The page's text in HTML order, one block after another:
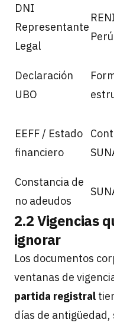
DNI
Representante
Legal
Perú
Declaración
UBO
EEFF / Estado
financiero
Constancia de
no adeudos
2.2 Vigencias
ignorar
Los documentos
ventanas de
partida registral
días de antigüedad,